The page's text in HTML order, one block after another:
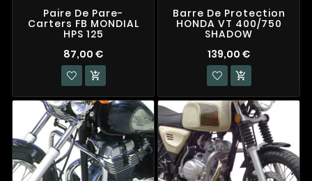
Paire De Pare-
Carters FB MONDIAL
HPS 125
87,00 €

Barre De Protection
HONDA VT 400/750
SHADOW
139,00 €
